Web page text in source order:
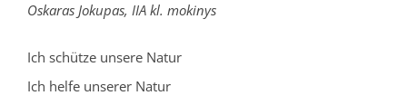
Oskaras Jokupas, IIA kl. mokinys
Ich schütze unsere Natur
Ich helfe unserer Natur